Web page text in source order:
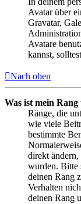
Avatar über
Gravatar,
Avatare
kannst,
Nach oben
Was ist mein
Ränge, die
wie viele
bestimmte
direkt
wurden. Bitte
deinen Rang
Verhalten
deinen Rang